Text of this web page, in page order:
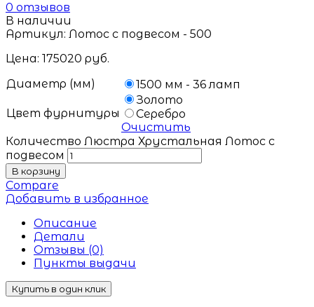
0 отзывов
В наличии
Артикул: Лотос с подвесом - 500
Цена: 175020 руб.
Диаметр (мм)
1500 мм - 36 ламп
Цвет фурнитуры
Золото
Серебро
Очистить
Количество Люстра Хрустальная Лотос с
подвесом
В корзину
Compare
Добавить в избранное
Описание
Детали
Отзывы (0)
Пункты выдачи
Купить в один клик